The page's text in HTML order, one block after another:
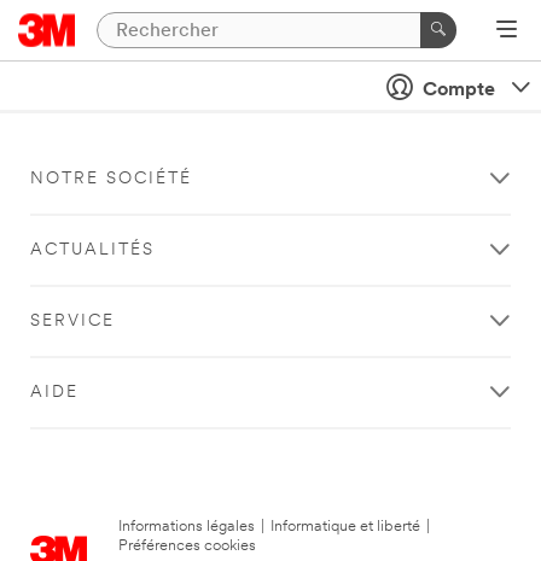
Compte
NOTRE SOCIÉTÉ
ACTUALITÉS
SERVICE
AIDE
Informations légales Informatique et liberté
Préférences cookies